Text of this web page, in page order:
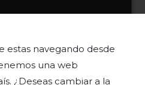
estas navegando desde
una web
¿Deseas cambiar a la
del usuario. Al
web, usted acepta
de acuerdo con